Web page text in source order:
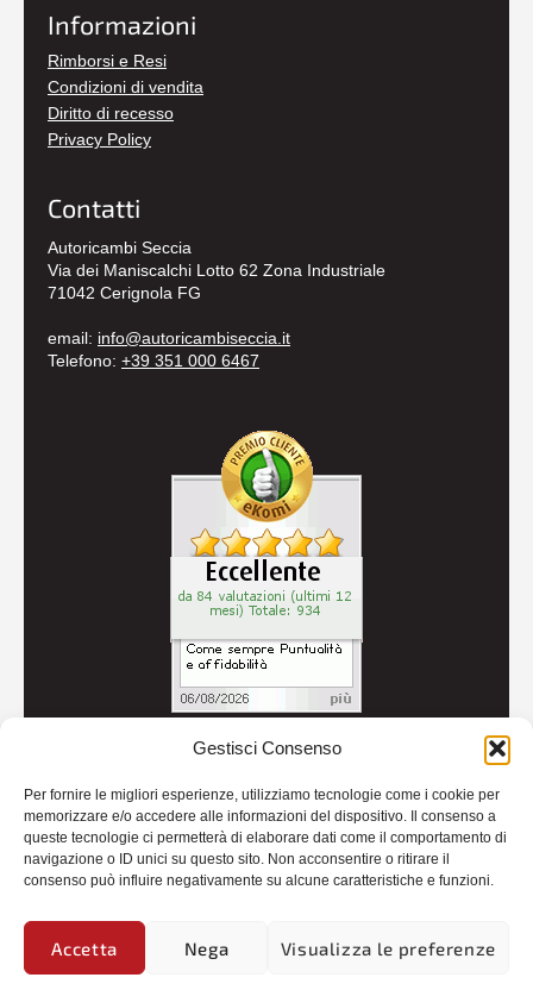
Gestisci Consenso
Per fornire le migliori esperienze, utilizziamo tecnologie come i cookie per
memorizzare e/o accedere alle informazioni del dispositivo. Il consenso a
queste tecnologie ci permetterà di elaborare dati come il comportamento di
navigazione o ID unici su questo sito. Non acconsentire o ritirare il
consenso può influire negativamente su alcune caratteristiche e funzioni.
Accetta Nega Visualizza le preferenze
Informazioni
Rimborsi e Resi
Condizioni di vendita
Diritto di recesso
Privacy Policy
Contatti
Autoricambi Seccia
Via dei Maniscalchi Lotto 62 Zona Industriale
71042 Cerignola FG
email: info@autoricambiseccia.it
Telefono: +39 351 000 6467
Credits